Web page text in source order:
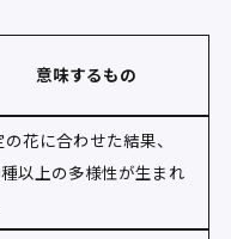
意味するもの
花に合わせた結果、
以上の多様性が生まれ